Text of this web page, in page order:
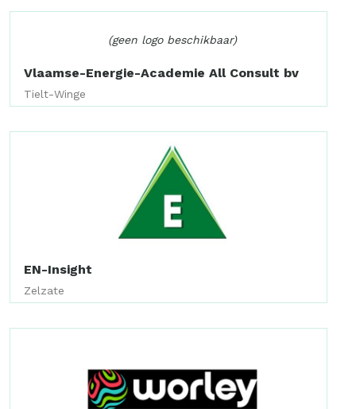
(geen logo beschikbaar)
Vlaamse-Energie-Academie All Consult bv
Tielt-Winge
EN-Insight
Zelzate